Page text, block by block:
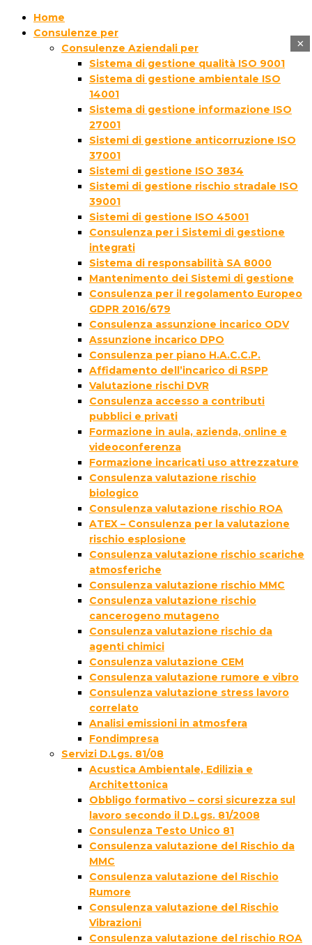
Home
Consulenze per
Consulenze Aziendali per
Sistema di gestione qualità ISO 9001
Sistema di gestione ambientale ISO
14001
Sistema di gestione informazione ISO
27001
Sistemi di gestione anticorruzione ISO
37001
Sistemi di gestione ISO 3834
Sistemi di gestione rischio stradale ISO
39001
Sistemi di gestione ISO 45001
Consulenza per i Sistemi di gestione
integrati
Sistema di responsabilità SA 8000
Mantenimento dei Sistemi di gestione
Consulenza per il regolamento Europeo
GDPR 2016/679
Consulenza assunzione incarico ODV
Assunzione incarico DPO
Consulenza per piano H.A.C.C.P.
Affidamento dell’incarico di RSPP
Valutazione rischi DVR
Consulenza accesso a contributi
pubblici e privati
Formazione in aula, azienda, online e
videoconferenza
Formazione incaricati uso attrezzature
Consulenza valutazione rischio
biologico
Consulenza valutazione rischio ROA
ATEX – Consulenza per la valutazione
rischio esplosione
Consulenza valutazione rischio scariche
atmosferiche
Consulenza valutazione rischio MMC
Consulenza valutazione rischio
cancerogeno mutageno
Consulenza valutazione rischio da
agenti chimici
Consulenza valutazione CEM
Consulenza valutazione rumore e vibro
Consulenza valutazione stress lavoro
correlato
Analisi emissioni in atmosfera
Fondimpresa
Servizi D.Lgs. 81/08
Acustica Ambientale, Edilizia e
Architettonica
Obbligo formativo – corsi sicurezza sul
lavoro secondo il D.Lgs. 81/2008
Consulenza Testo Unico 81
Consulenza valutazione del Rischio da
MMC
Consulenza valutazione del Rischio
Rumore
Consulenza valutazione del Rischio
Vibrazioni
Consulenza valutazione del rischio ROA
×